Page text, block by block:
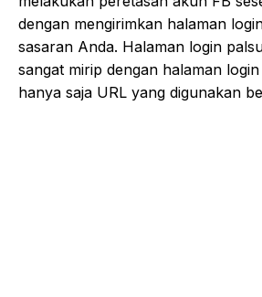
dengan mengirimkan halaman
sasaran Anda. Halaman login
sangat mirip dengan halaman
hanya saja URL yang digunakan